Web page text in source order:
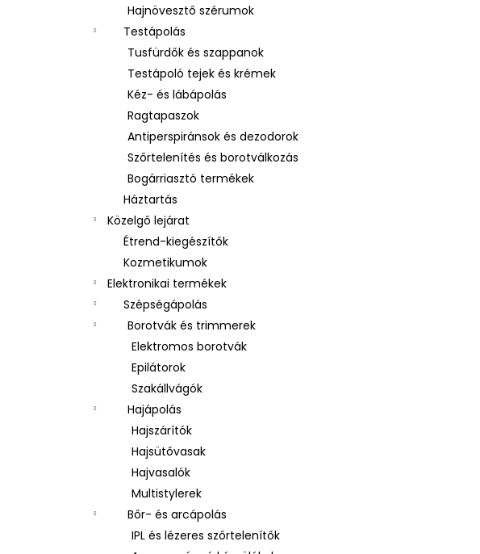
Hajnövesztő szérumok
Testápolás
Tusfürdők és szappanok
Testápoló tejek és krémek
Kéz- és lábápolás
Ragtapaszok
Antiperspiránsok és dezodorok
Szőrtelenítés és borotválkozás
Bogárriasztó termékek
Háztartás
Közelgő lejárat
Étrend-kiegészítők
Kozmetikumok
Elektronikai termékek
Szépségápolás
Borotvák és trimmerek
Elektromos borotvák
Epilátorok
Szakállvágók
Hajápolás
Hajszárítók
Hajsütővasak
Hajvasalók
Multistylerek
Bőr- és arcápolás
IPL és lézeres szőrtelenítők